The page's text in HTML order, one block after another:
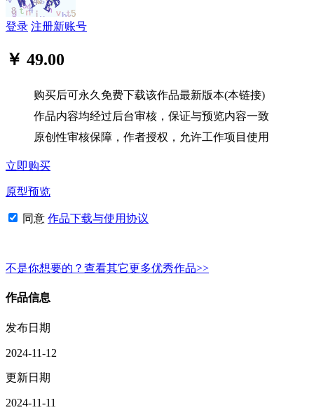
登录 注册新账号
￥ 49.00
购买后可永久免费下载该作品最新版本(本链接)
作品内容均经过后台审核，保证与预览内容一致
原创性审核保障，作者授权，允许工作项目使用
立即购买
原型预览
同意 作品下载与使用协议
不是你想要的？查看其它更多优秀作品>>
作品信息
发布日期
2024-11-12
更新日期
2024-11-11